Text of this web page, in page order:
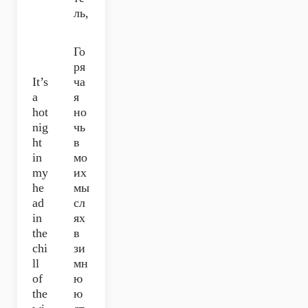
ль,
It’s
a
hot
nig
ht
in
my
he
ad
in
the
chi
ll
of
the
Го
ря
ча
я
но
чь
в
мо
их
мы
сл
ях
в
зи
мн
ю
ю